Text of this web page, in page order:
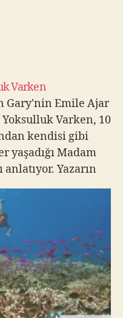
Varken
Gary'nin Emile Ajar
Yoksulluk Varken, 10
kendisi gibi
yaşadığı Madam
anlatıyor. Yazarın
vb. farklı
ile edebiyatın
birisi